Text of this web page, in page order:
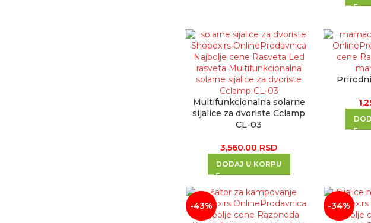
Multifunkcionalna solarne
sijalice za dvoriste Cclamp
CL-03
3,560.00 RSD
DODAJ U KORPU
-43% -34%